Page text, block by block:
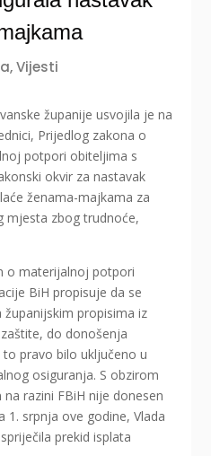
,Vijesti
županije usvojila je na
Prijedlog zakona o
potpori obiteljima s
okvir za nastavak
ženama-majkama za
mjesta zbog trudnoće,
o materijalnoj potpori
BiH propisuje da se
županijskim propisima iz
do donošenja
pravo bilo uključeno u
osiguranja. S obzirom
razini FBiH nije donesen
1. srpnja ove godine, Vlada
prekid isplata